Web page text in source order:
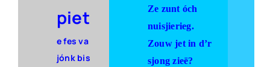
piet
e fes va
jónk bis
Ze zunt óch
nuisjierieg.
Zouw jet in d’r
sjong zieë?